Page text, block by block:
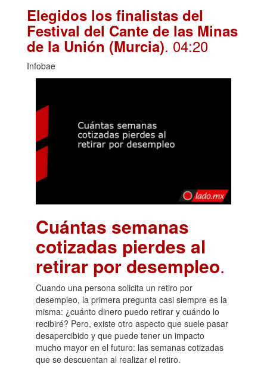
Elegidos los finalistas del
Festival del Cante de las Minas
de la Unión (Murcia). 04:20
Infobae
Cuántas semanas
cotizadas pierdes al
retirar por desempleo.
Cuando una persona solicita un retiro por
desempleo, la primera pregunta casi siempre es la
misma: ¿cuánto dinero puedo retirar y cuándo lo
recibiré? Pero, existe otro aspecto que suele pasar
desapercibido y que puede tener un impacto
mucho mayor en el futuro: las semanas cotizadas
que se descuentan al realizar el retiro.